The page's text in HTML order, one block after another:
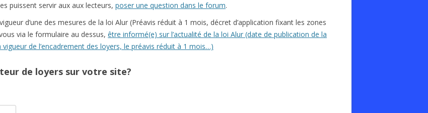
puissent servir aux aux lecteurs, poser une question dans le forum.
d’une des mesures de la loi Alur (Préavis réduit à 1 mois, décret d’application fixant les zones
via le formulaire au dessus, être informé(e) sur l’actualité de la loi Alur (date de publication de la
de l’encadrement des loyers, le préavis réduit à 1 mois…)
de loyers sur votre site?